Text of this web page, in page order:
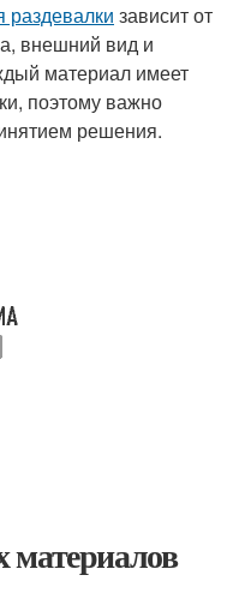
раздевалки зависит от
внешний вид и
материал имеет
поэтому важно
решения.
материалов